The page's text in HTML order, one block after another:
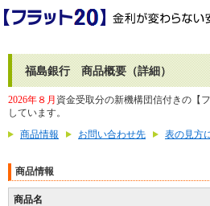
福島銀行 商品概要（詳細）
2026年８月 資金受取分の新機構団信付きの【
しています。
商品情報
お問い合わせ先 表の見方
商品情報
商品名